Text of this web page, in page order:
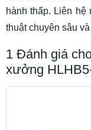
hành thấp. Liên
thuật chuyên sâu
1 Đánh giá
xưởng